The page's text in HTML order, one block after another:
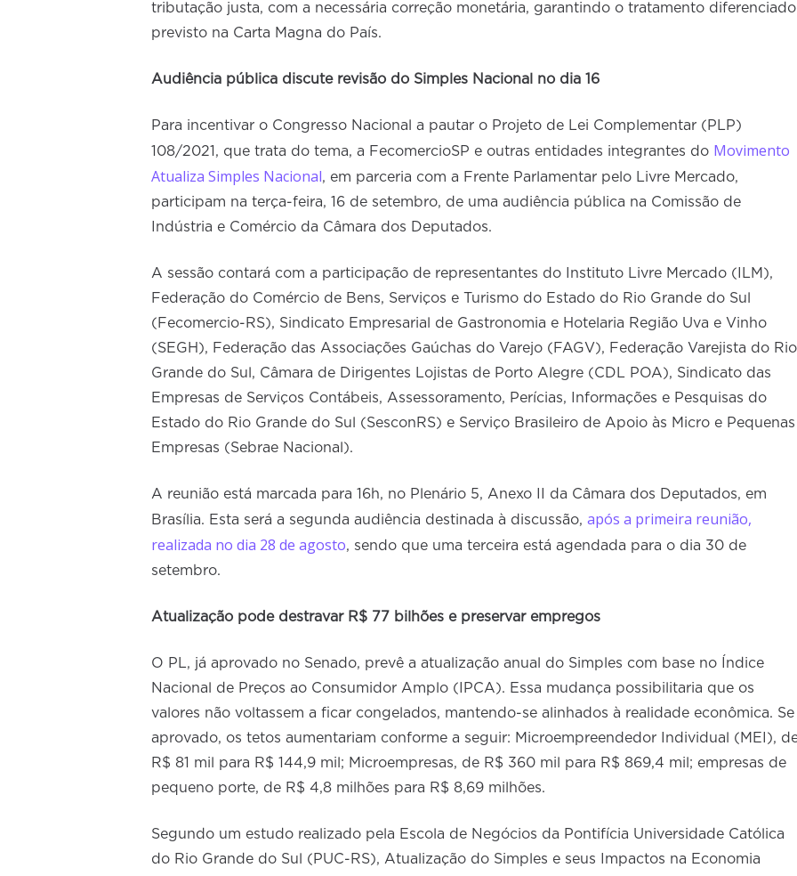
tributação justa, com a necessária correção monetária, garantindo o tratamento diferenciado
previsto na Carta Magna do País.
Audiência pública discute revisão do Simples Nacional no dia 16
Para incentivar o Congresso Nacional a pautar o Projeto de Lei Complementar (PLP)
108/2021, que trata do tema, a FecomercioSP e outras entidades integrantes do Movimento
Atualiza Simples Nacional, em parceria com a Frente Parlamentar pelo Livre Mercado,
participam na terça-feira, 16 de setembro, de uma audiência pública na Comissão de
Indústria e Comércio da Câmara dos Deputados.
A sessão contará com a participação de representantes do Instituto Livre Mercado (ILM),
Federação do Comércio de Bens, Serviços e Turismo do Estado do Rio Grande do Sul
(Fecomercio-RS), Sindicato Empresarial de Gastronomia e Hotelaria Região Uva e Vinho
(SEGH), Federação das Associações Gaúchas do Varejo (FAGV), Federação Varejista do Rio
Grande do Sul, Câmara de Dirigentes Lojistas de Porto Alegre (CDL POA), Sindicato das
Empresas de Serviços Contábeis, Assessoramento, Perícias, Informações e Pesquisas do
Estado do Rio Grande do Sul (SesconRS) e Serviço Brasileiro de Apoio às Micro e Pequenas
Empresas (Sebrae Nacional).
A reunião está marcada para 16h, no Plenário 5, Anexo II da Câmara dos Deputados, em
Brasília. Esta será a segunda audiência destinada à discussão, após a primeira reunião,
realizada no dia 28 de agosto, sendo que uma terceira está agendada para o dia 30 de
setembro.
Atualização pode destravar R$ 77 bilhões e preservar empregos
O PL, já aprovado no Senado, prevê a atualização anual do Simples com base no Índice
Nacional de Preços ao Consumidor Amplo (IPCA). Essa mudança possibilitaria que os
valores não voltassem a ficar congelados, mantendo-se alinhados à realidade econômica. Se
aprovado, os tetos aumentariam conforme a seguir: Microempreendedor Individual (MEI),
R$ 81 mil para R$ 144,9 mil; Microempresas, de R$ 360 mil para R$ 869,4 mil; empresas de
pequeno porte, de R$ 4,8 milhões para R$ 8,69 milhões.
Segundo um estudo realizado pela Escola de Negócios da Pontifícia Universidade Católica
do Rio Grande do Sul (PUC-RS), Atualização do Simples e seus Impactos na Economia